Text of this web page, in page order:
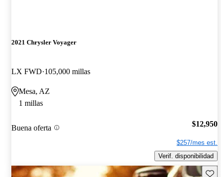
2021 Chrysler Voyager
LX FWD 105,000 millas
Mesa, AZ
1 millas
Buena oferta $12,950
$257/mes est.
Verif. disponibilidad